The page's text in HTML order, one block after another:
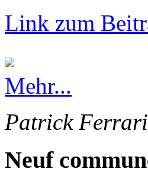
Link zum
Mehr...
Patrick
Neuf